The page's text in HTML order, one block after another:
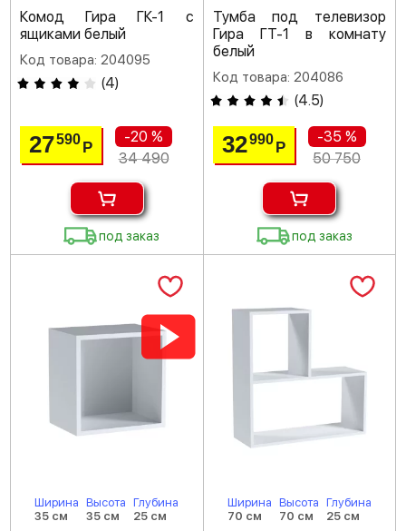
Комод Гира ГК-1 с
ящиками белый
Код товара: 204095
(4)
27590Р
-20 %
34 490
под заказ
Тумба под телевизор
Гира ГТ-1 в комнату
белый
Код товара: 204086
(4.5)
32990 Р
-35 %
50 750
под заказ
Ширина
35 см
Высота
35 см
Глубина
25 см
Ширина
70 см
Высота
70 см
Глубина
25 см